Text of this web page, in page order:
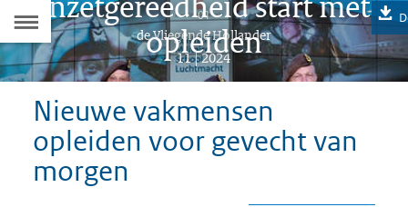
01
Dit
artikel
hoort
de Vliegende Hollander
11 | 2024
opleiden
Nieuwe vakmensen
opleiden voor gevecht van
morgen
Naar
de
Inhoudsopgave